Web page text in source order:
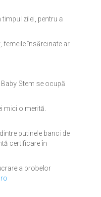
zilei, pentru a
femeile însărcinate ar
Stem se ocupă
mici o merită.
putinele banci de
certificare în
a probelor